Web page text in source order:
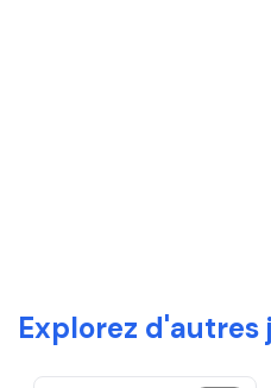
Explorez d'autres